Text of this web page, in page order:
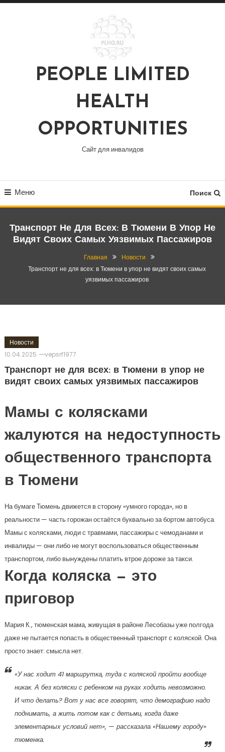
Перейти
PEOPLE LIMITED
HEALTH
OPPORTUNITIES
Сайт для инвалидов
Меню Поиск
Транспорт Не Для Всех: В Тюмени В Упор Не
Видят Своих Самых Уязвимых Пассажиров
Главная
Новости
Транспорт не для всех: в Тюмени в упор не видят своих самых
уязвимых пассажиров
Новости
10.04.2025
vepsrf1977
Транспорт не для всех: в Тюмени в упор не
видят своих самых уязвимых пассажиров
Мамы с колясками
жалуются на недоступность
общественного транспорта
в Тюмени
На бумаге Тюмень движется в сторону «умного города», но в
реальности — часть горожан остаётся буквально за бортом автобуса.
Мамы с колясками, люди с травмами, пассажиры с чемоданами и
инвалиды — они либо не могут воспользоваться общественным
транспортом, либо вынуждены платить втрое дороже за такси.
Когда коляска — это
приговор
Мария К., тюменская мама, живущая в районе Лесобазы уже полгода
даже не пытается попасть в общественный транспорт с коляской. Она
просто знает: смысла нет.
«У нас ходит 41 маршрутка, туда с коляской пройти вообще
никак. А без коляски с ребенком на руках ходить невозможно.
И что делать? Вот у нас все говорят, что демографию надо
поднимать, а жить потом как с детьми, когда даже
элементарных условий нет», — рассказала «Нашему городу»
тюменка.